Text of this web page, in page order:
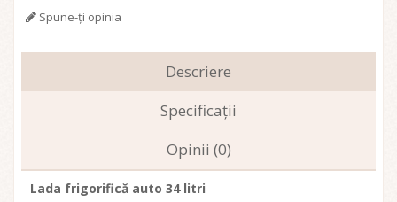
Spune-ţi opinia
Descriere
Specificaţii
Opinii (0)
Lada frigorifică auto 34 litri